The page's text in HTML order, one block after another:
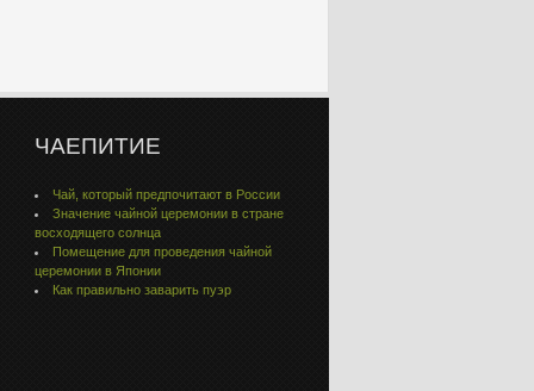
ЧАЕПИТИЕ
Чай, который предпочитают в России
Значение чайной церемонии в стране
восходящего солнца
Помещение для проведения чайной
церемонии в Японии
Как правильно заварить пуэр